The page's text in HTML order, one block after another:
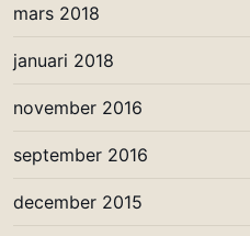
mars 2018
januari 2018
november 2016
september 2016
december 2015